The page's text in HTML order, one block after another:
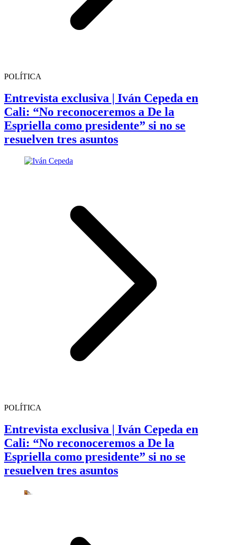
POLÍTICA
Entrevista exclusiva | Iván Cepeda en
Cali: “No reconoceremos a De la
Espriella como presidente” si no se
resuelven tres asuntos
POLÍTICA
Entrevista exclusiva | Iván Cepeda en
Cali: “No reconoceremos a De la
Espriella como presidente” si no se
resuelven tres asuntos